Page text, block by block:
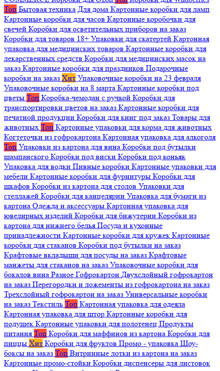
Топ Бытовая техника Для дома Картонные коробки для ламп
Картонные коробки для часов Картонные коробочки для
свечей Коробки для осветительных приборов на заказ
Коробки для товаров 18+ Упаковки для скатертей Картонная
упаковка для медицинских товаров Картонные коробки для
лекарственных средств Коробки для медицинских масок на
заказ Картонные коробки для праздников Подарочные
коробки на заказ Хит Упаковочные коробки на 23 февраля
Упаковочные коробки на 8 марта Картонные коробки под
цветы Топ Коробка-чемодан с ручкой Коробки для
транспортировки цветов на заказ Картонные коробки для
печатной продукции Коробки для книг под заказ Товары для
животных Топ Картонные упаковки для корма для животных
Когтеточки из гофрокартона Картонная упаковка для алкоголя
Топ Упаковки из картона для вина Коробки под бутылки
шампанского Коробки под виски Коробки под коньяк
Упаковка для водки Пивные коробки Картонные упаковки для
мебели Картонные коробки для фурнитуры Коробки для
шкафов Коробки из картона для столов Упаковки для
стеллажей Коробки для канцелярии Упаковка для бумаги из
картона Одежда и аксессуары Картонная упаковка для
ювелирных изделий Коробки для бижутерии Коробки из
картона для нижнего белья Посуда и кухонные
принадлежности Картонные коробки для кружек Картонные
коробки для стаканов Коробки под бутылки на заказ
Крафтовые вкладыши для посуды на заказ Крафтовые
манжеты для стаканов на заказ Упаковочные коробки для
бокалов вина Разное Гофрокартон Двухслойный гофрокартон
на заказ Перегородки и ложементы из гофрокартона на заказ
Трехслойный гофрокартон на заказ Универсальные коробки
на заказ Текстиль Топ Картонная упаковка для одеяла
Картонная упаковка для штор Картонные коробки для
подушек Картонные упаковки для полотенец Продукты
питания Топ Коробки для маффинов из картона Коробки для
пиццы Хит Коробки для фруктов Промо - упаковка Шоу-
боксы на заказ Топ Витринные лотки из картона на заказ
Картонные промо-стойки Коробки диспенсеры для листовок